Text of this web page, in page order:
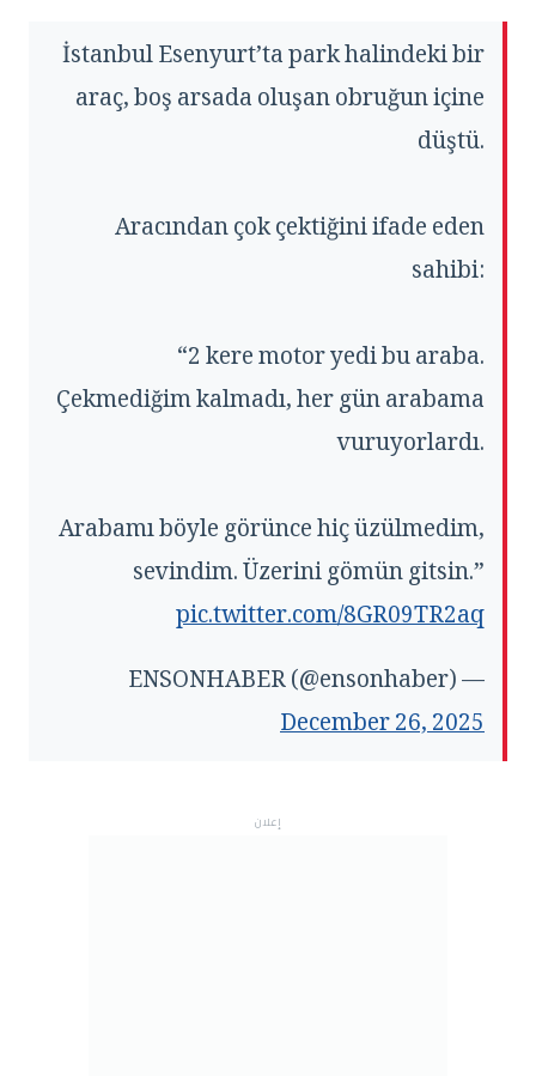
İstanbul Esenyurt’ta park halindeki bir
araç, boş arsada oluşan obruğun içine
düştü.
Aracından çok çektiğini ifade eden
sahibi:
“2 kere motor yedi bu araba.
Çekmediğim kalmadı, her gün arabama
vuruyorlardı.
Arabamı böyle görünce hiç üzülmedim,
sevindim. Üzerini gömün gitsin.”
pic.twitter.com/8GR09TR2aq
— ENSONHABER (@ensonhaber)
December 26, 2025
إعلان